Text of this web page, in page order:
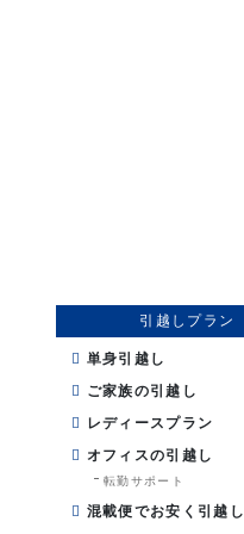
引越しプラン
単身引越し
ご家族の引越し
レディースプラン
オフィスの引越し
転勤サポート
混載便でお安く引越し